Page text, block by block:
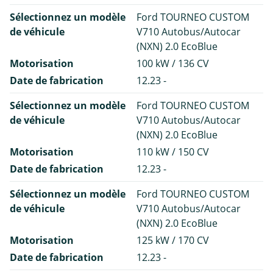
Sélectionnez un modèle
de véhicule
Ford TOURNEO CUSTOM
V710 Autobus/Autocar
(NXN) 2.0 EcoBlue
Motorisation
100 kW / 136 CV
Date de fabrication
12.23 -
Sélectionnez un modèle
de véhicule
Ford TOURNEO CUSTOM
V710 Autobus/Autocar
(NXN) 2.0 EcoBlue
Motorisation
110 kW / 150 CV
Date de fabrication
12.23 -
Sélectionnez un modèle
de véhicule
Ford TOURNEO CUSTOM
V710 Autobus/Autocar
(NXN) 2.0 EcoBlue
Motorisation
125 kW / 170 CV
Date de fabrication
12.23 -